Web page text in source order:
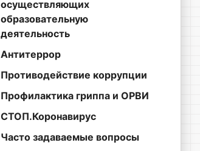
осуществляющих
образовательную
деятельность
Антитеррор
Противодействие коррупции
Профилактика гриппа и ОРВИ
СТОП.Коронавирус
Часто задаваемые вопросы